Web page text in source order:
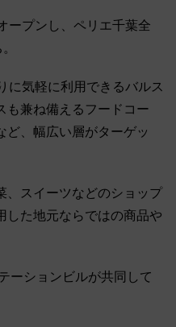
ープンし、ペリエ千葉全
に気軽に利用できるバルス
も兼ね備えるフードコー
ど、幅広い層がターゲッ
、スイーツなどのショップ
した地元ならではの商品や
ーションビルが共同して